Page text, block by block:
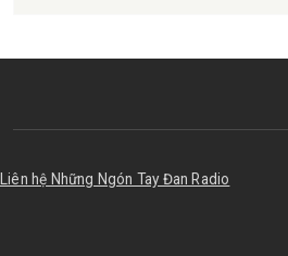
Liên hệ Những Ngón Tay Đan Radio